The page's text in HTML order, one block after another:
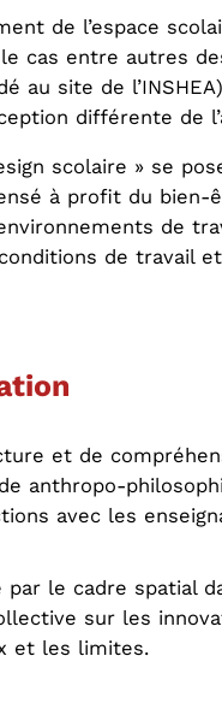
de l’espace
cas entre autres
au site de
différente de
scolaire » se
à profit du bien-
de
de travail
et de
anthropo-
avec les
le cadre spatial
sur les
et les limites.